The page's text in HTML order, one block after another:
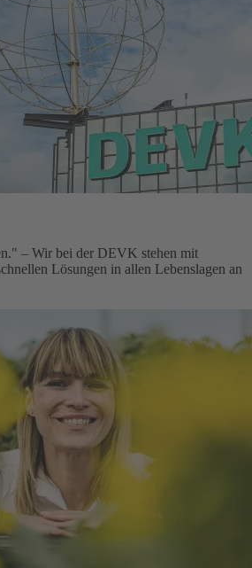
– Wir bei der DEVK stehen mit
Lösungen in allen Lebenslagen an